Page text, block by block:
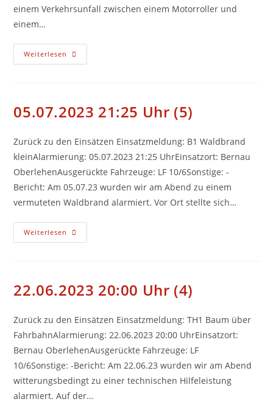
einem Verkehrsunfall zwischen einem Motorroller und
einem…
Weiterlesen 11.07.2023
18:12
05.07.2023 21:25 Uhr (5)
Zurück zu den Einsätzen Einsatzmeldung: B1 Waldbrand
kleinAlarmierung: 05.07.2023 21:25 UhrEinsatzort: Bernau
OberlehenAusgerückte Fahrzeuge: LF 10/6Sonstige: -
Bericht: Am 05.07.23 wurden wir am Abend zu einem
vermuteten Waldbrand alarmiert. Vor Ort stellte sich…
Weiterlesen 05.07.2023
21:25
22.06.2023 20:00 Uhr (4)
Zurück zu den Einsätzen Einsatzmeldung: TH1 Baum über
FahrbahnAlarmierung: 22.06.2023 20:00 UhrEinsatzort:
Bernau OberlehenAusgerückte Fahrzeuge: LF
10/6Sonstige: -Bericht: Am 22.06.23 wurden wir am Abend
witterungsbedingt zu einer technischen Hilfeleistung
alarmiert. Auf der…